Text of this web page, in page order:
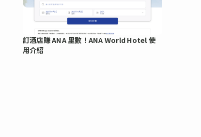
訂酒店賺 ANA 里數！ANA World Hotel 使
用介紹